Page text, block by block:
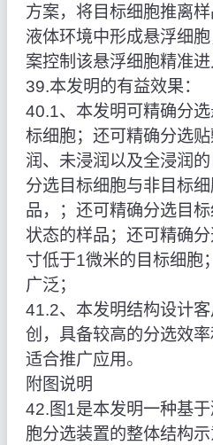
方案，将目标细胞推离
液体环境中形成悬浮细
案控制该悬浮细胞精准进
39.本发明的有益效果：
40.1、本发明可精确分
标细胞；还可精确分选
润、未浸润以及全浸润
分选目标细胞与非目标
品，；还可精确分选目
状态的样品；还可精确
寸低于1微米的目标细胞
广泛；
41.2、本发明结构设计
创，具备较高的分选效率
适合推广应用。
附图说明
42.图1是本发明一种基
胞分选装置的整体结构示